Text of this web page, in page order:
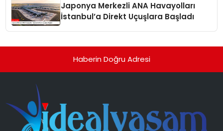
Japonya Merkezli ANA Havayolları
İstanbul’a Direkt Uçuşlara Başladı
Haberin Doğru Adresi